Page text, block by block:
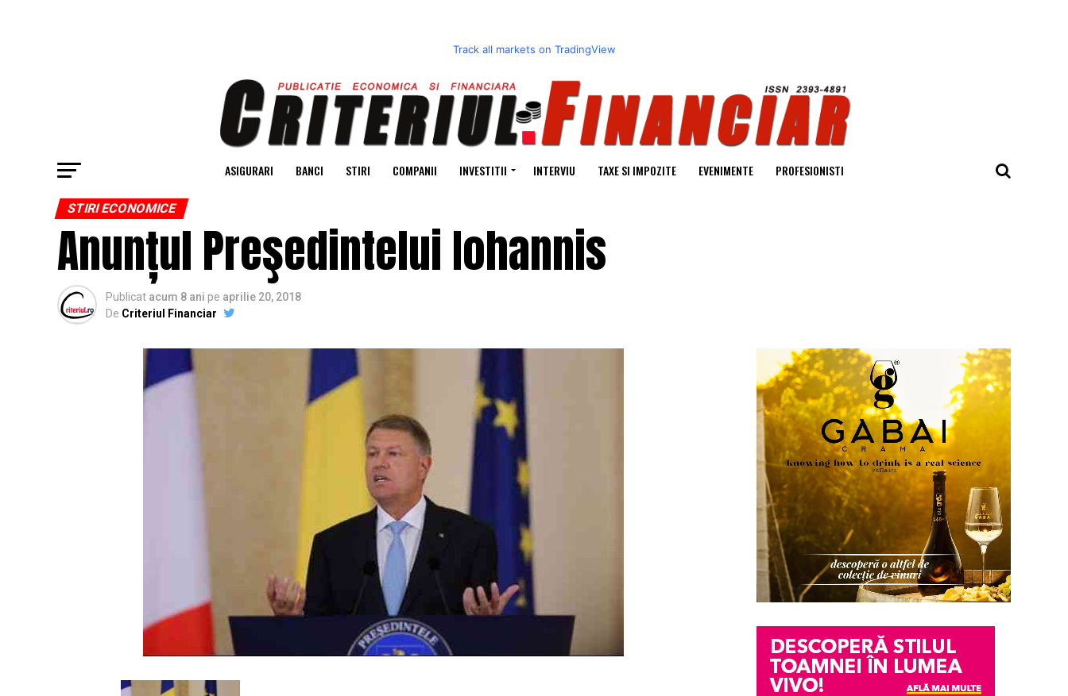
Track all markets on TradingView
ASIGURARI BANCI STIRI COMPANII INVESTITII INTERVIU TAXE SI IMPOZITE EVENIMENTE PROFESIONISTI
STIRI ECONOMICE
Anunțul Preşedintelui Iohannis
Publicat acum 8 ani pe aprilie 20, 2018
De Criteriul Financiar